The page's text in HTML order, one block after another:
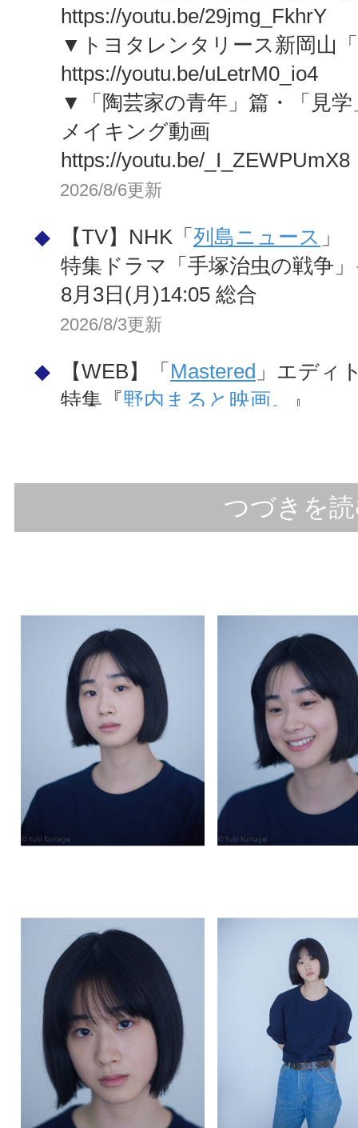
https://youtu.be/29jmg_FkhrY
▼トヨタレンタリース新岡山
https://youtu.be/uLetrM0_io4
▼「陶芸家の青年」篇・「見
メイキング動画
https://youtu.be/_I_ZEWPUmX8
2026/8/6更新
◆ 【TV】NHK「 列島ニュース 」
特集ドラマ「手塚治虫の戦争
8月3日(月)14:05 総合
2026/8/3更新
◆ 【WEB】「 Mastered 」エディ
特集『野内まると映画。 』
◆ 【TV】ファミリー劇場 映画「
7月17日(金)23:55／7月24日(金
7月31日(金)27:45／8月11日(火
◆ 【TV】NHK Eテレ「天才てれ
前編：7月6日(月)17:30／後編
2026/7/1更新
【MV】カネヨリマサル「桃色
監督：ダウ90000蓮見翔
MV全編はカネヨリマサル公式
5/11(月)20時にプレミア公開さ
2026/5/11更新
NHK連続テレビ小説「
▼総集編
＜BSP4K＞5月3日(日)14:30～
＜総合＞5月4日(月)08:15～
▼スピンオフ
＜総合＞5月5日(火)10:05～
つづきを